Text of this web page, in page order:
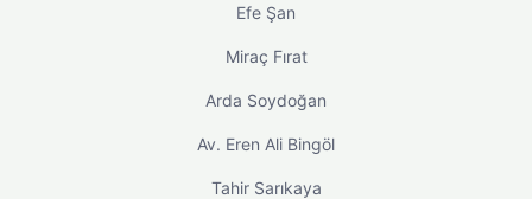
Efe Şan
Miraç Fırat
Arda Soydoğan
Av. Eren Ali Bingöl
Tahir Sarıkaya